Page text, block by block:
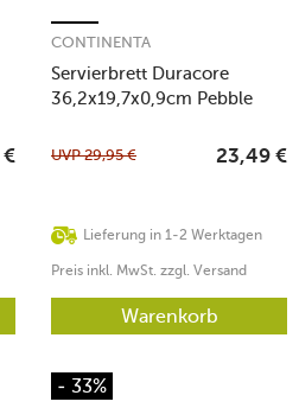
€
Servierbrett Duracore
36,2x19,7x0,9cm Pebble
CONTINENTA
Lieferung in 1-2 Werktagen
UVP29,95 € 23,49 €
Preis inkl. MwSt. zzgl. Versand
Warenkorb
- 33%